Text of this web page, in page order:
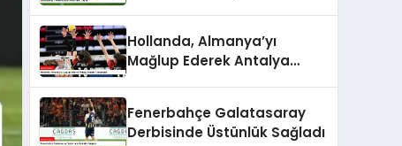
Hollanda, Almanya’yı
Mağlup Ederek Antalya
Fenerbahçe Galatasaray
Derbisinde Üstünlük Sağladı